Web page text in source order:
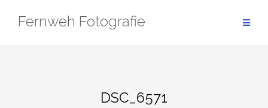
InhaltFernweh Fotografie
DSC_6571